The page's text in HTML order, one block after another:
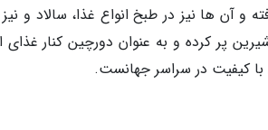
و آن ها نیز در طبخ انواع غذا، سالاد و
پر کرده و به عنوان دورچین کنار
با کیفیت در سراسر جهانست.